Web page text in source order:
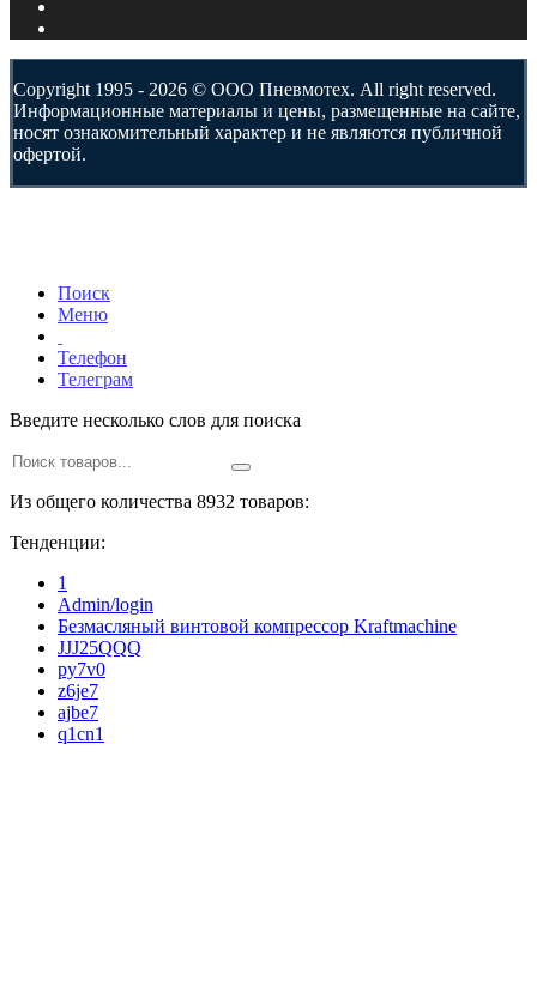
Copyright 1995 - 2026 © ООО Пневмотех. All right reserved.
Информационные материалы и цены, размещенные на сайте,
носят ознакомительный характер и не являются публичной
офертой.
Поиск
Меню
Телефон
Телеграм
Введите несколько слов для поиска
Из общего количества 8932 товаров:
Тенденции:
1
Admin/login
Безмасляный винтовой компрессор Kraftmaсhine
JJJ25QQQ
py7v0
z6je7
ajbe7
q1cn1